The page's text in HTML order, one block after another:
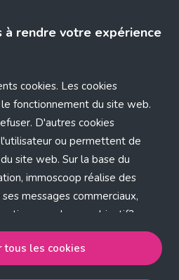
à rendre votre expérience
cookies. Les cookies
fonctionnement du site web.
D'autres cookies
ou permettent de
site web. Sur la base du
immoscoop réalise des
messages commerciaux,
sur chaque objectif?
par objectif'.
tous les cookies
exception has occurred (see the